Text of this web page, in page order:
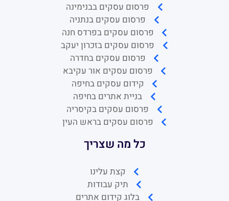
פרסום עסקים בבנימינה
פרסום עסקים בנתניה
פרסום עסקים בפרדס חנה
פרסום עסקים בזכרון יעקב
פרסום עסקים בחדרה
פרסום עסקים אור עקיבא
קידום עסקים בחיפה
בניית אתרים בחיפה
פרסום עסקים בקיסריה
פרסום עסקים בראש העין
כל מה שצריך
קצת עלינו
תיק עבודות
בלוג קידום אתרים